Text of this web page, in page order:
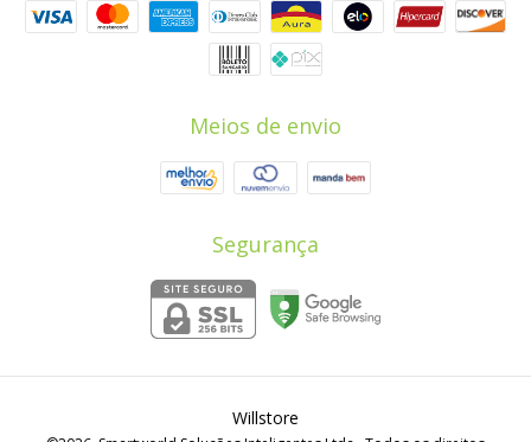
Meios de envio
Segurança
Willstore